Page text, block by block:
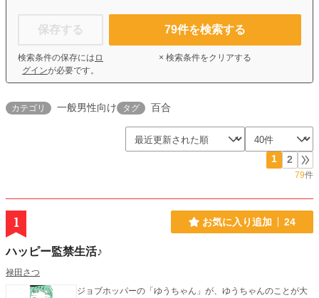
保存する
検索条件の保存には ロ
グインが必要です。
79件を検索する
× 検索条件をクリアする
カテゴリ 一般男性向け タグ 百合
1 2
79件
1 お気に入り追加 24
ハッピー監禁生活♪
禄田さつ
ジョブホッパーの「ゆうちゃん」が、ゆうちゃんのことが大